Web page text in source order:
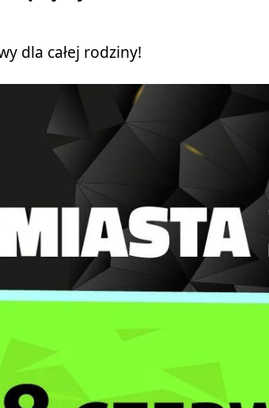
dla całej rodziny!